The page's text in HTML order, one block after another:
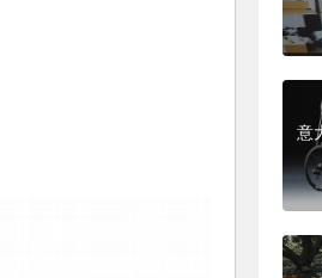
意